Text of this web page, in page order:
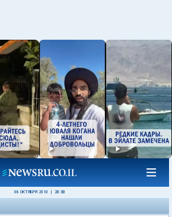
08 ОКТЯБРЯ 2010 20:30